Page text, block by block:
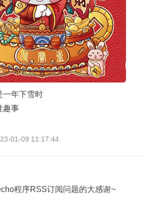
一年下雪时
趣事
01-09 11:17:44
程序RSS订阅问题的大感谢~